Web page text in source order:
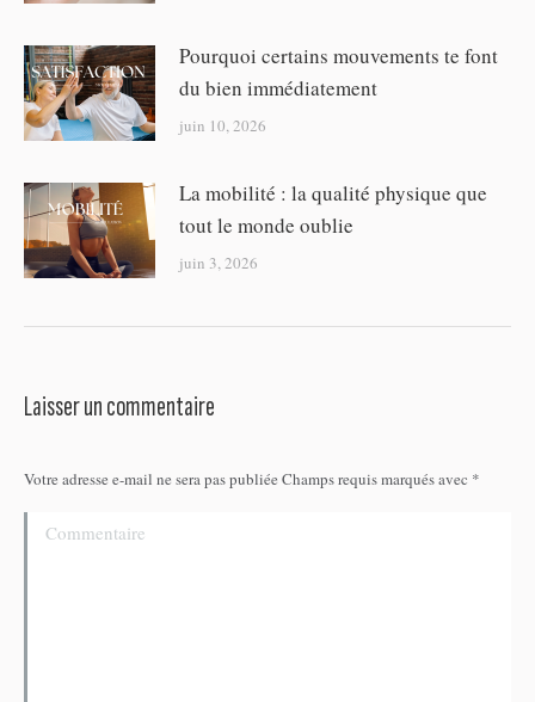
Pourquoi certains mouvements te font
du bien immédiatement
juin 10, 2026
La mobilité : la qualité physique que
tout le monde oublie
juin 3, 2026
Laisser un commentaire
Votre adresse e-mail ne sera pas publiée Champs requis marqués avec *
Commentaire